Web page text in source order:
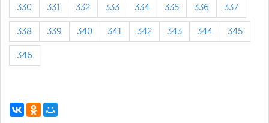
330 331 332 333 334 335 336 337
338 339 340 341 342 343 344 345
346